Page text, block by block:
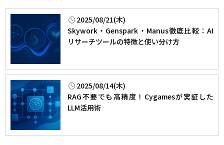
2025/08/21(木)
Skywork・Genspark・Manus徹底比較：AI
リサーチツールの特徴と使い分け方
2025/08/14(木)
RAG不要でも高精度！Cygamesが実証した
LLM活用術